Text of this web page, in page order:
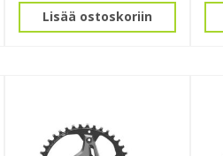
Lisää ostoskoriin